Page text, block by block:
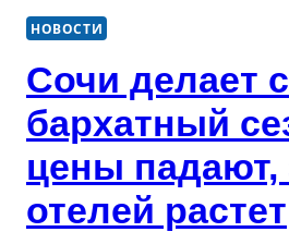
НОВОСТИ
Сочи делает
бархатный
цены падают,
отелей растет